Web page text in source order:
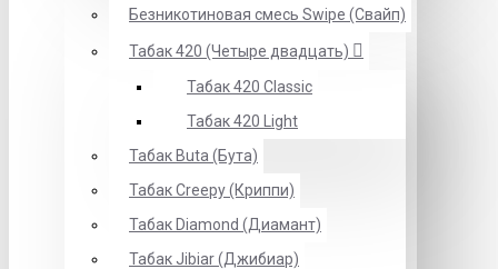
Безникотиновая смесь Swipe (Свайп)
Табак 420 (Четыре двадцать)
Табак 420 Classic
Табак 420 Light
Табак Buta (Бута)
Табак Creepy (Криппи)
Табак Diamond (Диамант)
Табак Jibiar (Джибиар)